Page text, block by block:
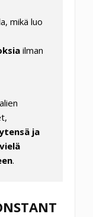
mikä luo
ilman
ja
.